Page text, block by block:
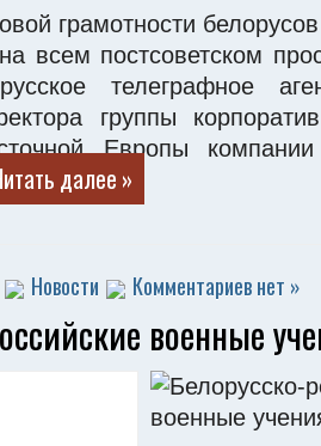
грамотности
всем постсоветском
телеграфное
группы
Европы компании
далее »
Новости Комментариев нет »
военные